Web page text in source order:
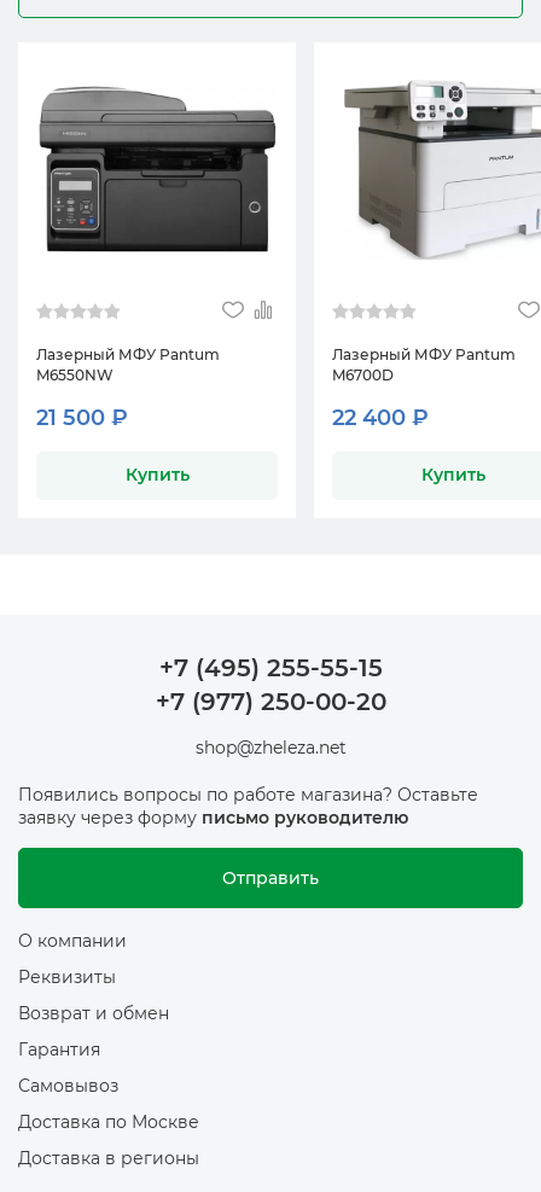
Лазерный МФУ Pantum
M6550NW
21 500 ₽
Купить
Лазерный МФУ Pantum
M6700D
22 400 ₽
Купить
+7 (495) 255-55-15
+7 (977) 250-00-20
shop@zheleza.net
Появились вопросы по работе магазина? Оставьте
заявку через форму письмо руководителю
Отправить
О компании
Реквизиты
Возврат и обмен
Гарантия
Самовывоз
Доставка по Москве
Доставка в регионы